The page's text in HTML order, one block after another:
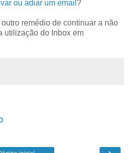
ou adiar um email ?
remédio de continuar a não
utilização do Inbox em